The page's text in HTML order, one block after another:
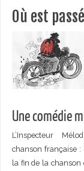
Où est
Une comédie
L’Inspecteur
chanson française :
la fin de la